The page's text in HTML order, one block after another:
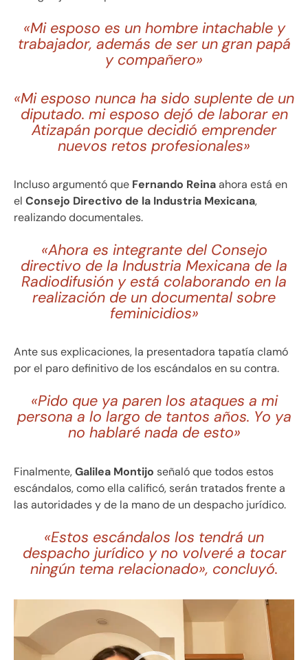
«Mi esposo es un hombre intachable y
trabajador, además de ser un gran papá
y compañero»
«Mi esposo nunca ha sido suplente de un
diputado. mi esposo dejó de laborar en
Atizapán porque decidió emprender
nuevos retos profesionales»
Incluso argumentó que Fernando Reinaahora está en
el Consejo Directivo de la Industria Mexicana,
realizando documentales.
«Ahora es integrante del Consejo
directivo de la Industria Mexicana de la
Radiodifusión y está colaborando en la
realización de un documental sobre
feminicidios»
Ante sus explicaciones, la presentadora tapatía clamó
por el paro definitivo de los escándalos en su contra.
«Pido que ya paren los ataques a mi
persona a lo largo de tantos años. Yo ya
no hablaré nada de esto»
Finalmente,Galilea Montijo señaló que todos estos
escándalos, como ella calificó, serán tratados frente a
las autoridades y de la mano de un despacho jurídico.
«Estos escándalos los tendrá un
despacho jurídico y no volveré a tocar
ningún tema relacionado», concluyó.
vídeo